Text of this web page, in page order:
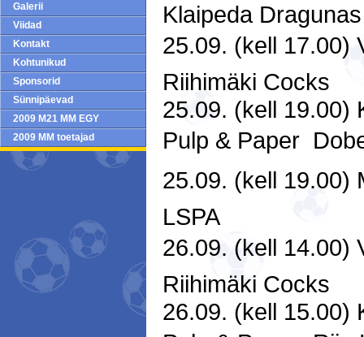
Galerii
Viidad
Kontakt
Kohtunikud
Sponsorid
Sünnipäevad
2009 M21 MM EGY
2009 MM toetajad
Klaipeda
25.09. (kell 17.00)
Riihimäki Cocks
25.09. (kell 19.00)
Pulp & Paper 
25.09. (kell 19.00)
LSPA
26.09. (kell 14.00)
Riihimäki Cocks
26.09. (kell 15.00)